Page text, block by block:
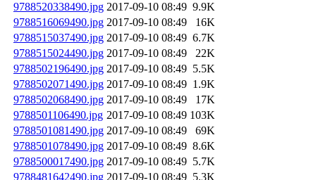
9788520338490.jpg 2017-09-10 08:49 9.9K
9788516069490.jpg 2017-09-10 08:49
16K
9788515037490.jpg 2017-09-10 08:49 6.7K
9788515024490.jpg 2017-09-10 08:49
22K
9788502196490.jpg 2017-09-10 08:49 5.5K
9788502071490.jpg 2017-09-10 08:49 1.9K
9788502068490.jpg 2017-09-10 08:49
17K
9788501106490.jpg 2017-09-10 08:49 103K
9788501081490.jpg 2017-09-10 08:49
69K
9788501078490.jpg 2017-09-10 08:49 8.6K
9788500017490.jpg 2017-09-10 08:49 5.7K
9788481642490.jpg 2017-09-10 08:49 5.3K